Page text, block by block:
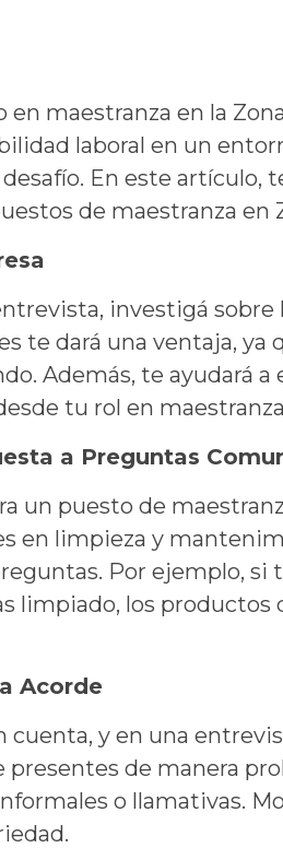
maestranza en la
laboral en un
En este
de maestranza en
investigá sobre
te dará una ventaja, ya
Además, te ayudará
tu rol en
a Preguntas
un puesto de
en limpieza y
Por ejemplo,
limpiado, los
Acorde
y en una
de manera
o llamativas.